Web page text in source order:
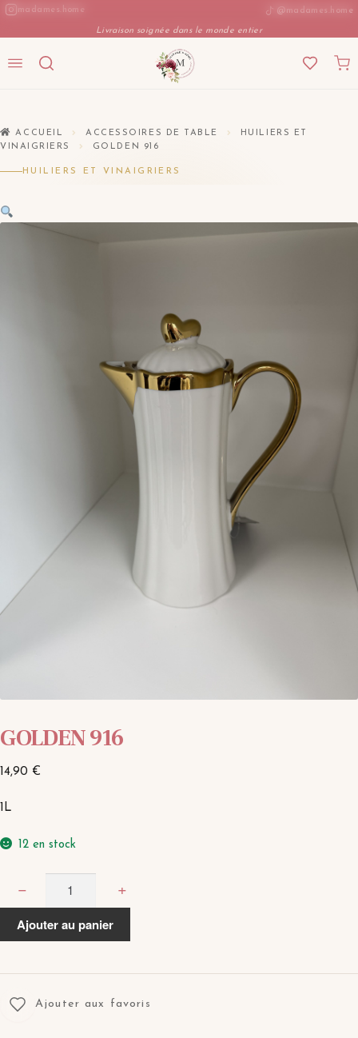
Allermadames.home
Livraison soignée dans le monde entier
@madames.home
ACCUEIL ACCESSOIRES DE TABLE
HUILIERS ET
VINAIGRIERS
GOLDEN 916
HUILIERS ET VINAIGRIERS
GOLDEN 916
14,90 €
1L
12 en stock
− +
Ajouter au panier
Ajouter aux favoris